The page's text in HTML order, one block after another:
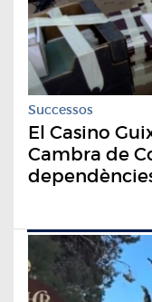
Successos
El Casino
Cambra de